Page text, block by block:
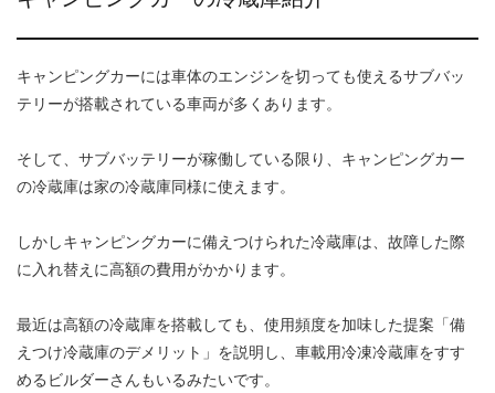
キャンピングカーには車体のエンジンを切っても使えるサブバッ
テリーが搭載されている車両が多くあります。
そして、サブバッテリーが稼働している限り、キャンピングカー
の冷蔵庫は家の冷蔵庫同様に使えます。
しかしキャンピングカーに備えつけられた冷蔵庫は、故障した際
に入れ替えに高額の費用がかかります。
最近は高額の冷蔵庫を搭載しても、使用頻度を加味した提案「備
えつけ冷蔵庫のデメリット」を説明し、車載用冷凍冷蔵庫をすす
めるビルダーさんもいるみたいです。